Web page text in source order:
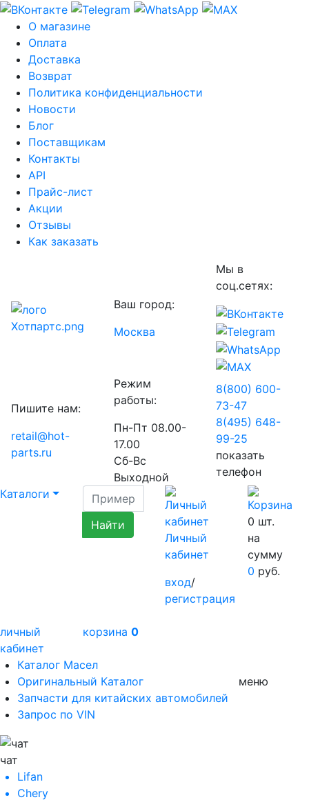
О магазине
Оплата
Доставка
Возврат
Политика конфиденциальности
Новости
Блог
Поставщикам
Контакты
API
Прайс-лист
Акции
Отзывы
Как заказать
Ваш город:
Москва
Мы в
соц.сетях:
Пишите нам:
retail@hot-
parts.ru
Режим
работы:
Пн-Пт 08.00-
17.00
Сб-Вс
Выходной
8(800) 600-
73-47
8(495) 648-
99-25
показать
телефон
Каталоги
Личный
кабинет
вход/
регистрация
0 шт.
на
сумму
0 руб.
личный
кабинет
корзина 0
Каталог Масел
Оригинальный Каталог
Запчасти для китайских автомобилей
Запрос по VIN
меню
чат
Lifan
Chery